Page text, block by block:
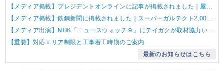
【メディア掲載】プレジデントオンラインに記事が掲載されました｜屋根点検商法について解説
【メディア掲載】鉄鋼新聞に掲載されました｜スーパーガルテクト2,000万㎡達成
【メディア出演】NHK「ニュースウォッチ９」にテイガクが取材協力いたしました
【重要】対応エリア制限と工事着工時期のご案内
最新のお知らせはこちら